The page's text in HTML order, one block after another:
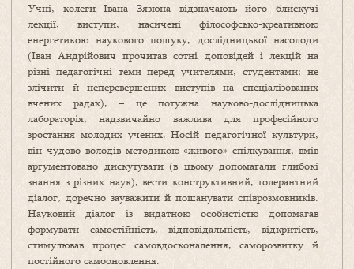
Учні, колеги Івана Зязюна відзначають його блискучі
лекції, виступи, насичені філософсько-креативною
енергетикою наукового пошуку, дослідницької насолоди
(Іван Андрійович прочитав сотні доповідей і лекцій на
різні педагогічні теми перед учителями, студентами; не
злічити й неперевершених виступів на спеціалізованих
вчених радах), – це потужна науково-дослідницька
лабораторія, надзвичайно важлива для професійного
зростання молодих учених. Носій педагогічної культури,
він чудово володів методикою «живого» спілкування, вмів
аргументовано дискутувати (в цьому допомагали глибокі
знання з різних наук), вести конструктивний, толерантний
діалог, доречно зауважити й пошанувати співрозмовників.
Науковий діалог із видатною особистістю допомагав
формувати самостійність, відповідальність, відкритість,
стимулював процес самовдосконалення, саморозвитку й
постійного самооновлення.